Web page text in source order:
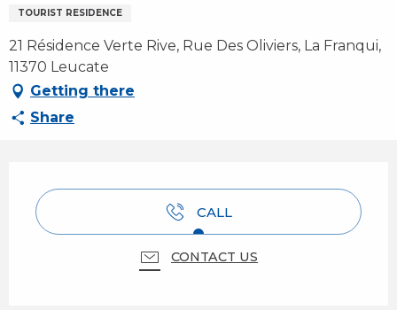
TOURIST RESIDENCE
21 Résidence Verte Rive, Rue Des Oliviers, La Franqui,
11370 Leucate
Getting there
Share
CALL
CONTACT US